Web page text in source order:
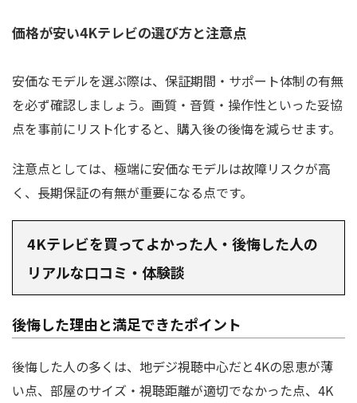
価格が安い4Kテレビの選び方と注意点
安価なモデルを選ぶ際は、保証期間・サポート体制の有無
を必ず確認しましょう。画質・音質・操作性といった妥協
点を事前にリスト化すると、購入後の後悔を減らせます。
注意点としては、極端に安価なモデルは故障リスクが高
く、長期保証の有無が重要になる点です。
4Kテレビを買ってよかった人・後悔した人の
リアルな口コミ・体験談
後悔した理由と満足できたポイント
後悔した人の多くは、地デジ視聴中心だと4Kの恩恵が薄
い点、部屋のサイズ・視聴距離が適切でなかった点、4K